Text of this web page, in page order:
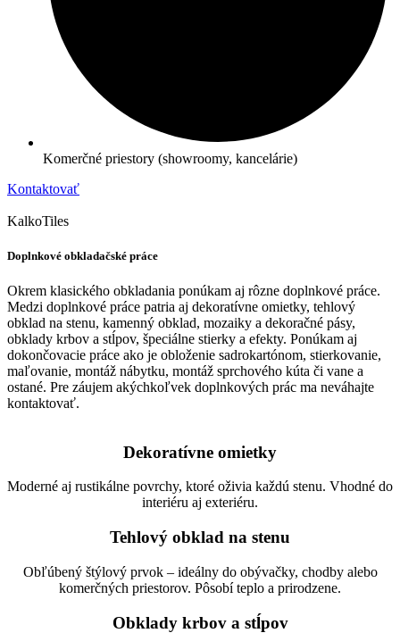
Komerčné priestory (showroomy, kancelárie)
Kontaktovať
KalkoTiles
Doplnkové obkladačské práce
Okrem klasického obkladania ponúkam aj rôzne doplnkové práce.
Medzi doplnkové práce patria aj dekoratívne omietky, tehlový
obklad na stenu, kamenný obklad, mozaiky a dekoračné pásy,
obklady krbov a stĺpov, špeciálne stierky a efekty. Ponúkam aj
dokončovacie práce ako je obloženie sadrokartónom, stierkovanie,
maľovanie, montáž nábytku, montáž sprchového kúta či vane a
ostané. Pre záujem akýchkoľvek doplnkových prác ma neváhajte
kontaktovať.
Dekoratívne omietky
Moderné aj rustikálne povrchy, ktoré oživia každú stenu. Vhodné do
interiéru aj exteriéru.
Tehlový obklad na stenu
Obľúbený štýlový prvok – ideálny do obývačky, chodby alebo
komerčných priestorov. Pôsobí teplo a prirodzene.
Obklady krbov a stĺpov